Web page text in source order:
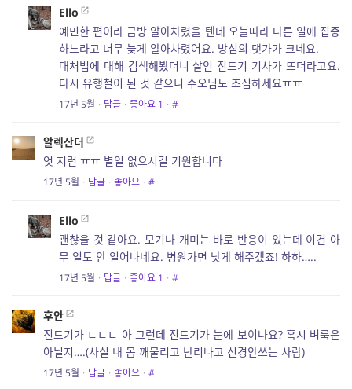
Ello
예민한 편이라 금방 알아차렸을 텐데 오늘따라 다른 일에 집중
하느라고 너무 늦게 알아차렸어요. 방심의 댓가가 크네요.
대처법에 대해 검색해봤더니 살인 진드기 기사가 뜨더라고요.
다시 유행철이 된 것 같으니 수오님도 조심하세요ㅠㅠ
17년 5월 · 답글 · 좋아요 1 · #
알렉산더
엇 저런 ㅠㅠ 별일 없으시길 기원합니다
17년 5월 · 답글 · 좋아요 · #
Ello
괜찮을 것 같아요. 모기나 개미는 바로 반응이 있는데 이건 아
무 일도 안 일어나네요. 병원가면 낫게 해주겠죠! 하하…..
17년 5월 · 답글 · 좋아요 1 · #
후안
진드기가 ㄷㄷㄷ 아 그런데 진드기가 눈에 보이나요? 혹시 벼룩은
아닐지….(사실 내 몸 깨물리고 난리나고 신경안쓰는 사람)
17년 5월 · 답글 · 좋아요 · #